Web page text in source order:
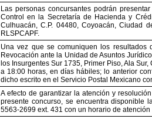
Las personas concursantes podrán
Control en la Secretaría de Hacienda y
Culhuacán, C.P. 04480, Coyoacán,
RLSPCAPF.
Una vez que se comuniquen los resultados
Revocación ante la Unidad de Asuntos
los Insurgentes Sur 1735, Primer Piso, Ala
a 18:00 horas, en días hábiles; lo anterior
dicho escrito en el Servicio Postal Mexicano
A efecto de garantizar la atención y
presente concurso, se encuentra disponible
5563-2699 ext. 431 con un horario de